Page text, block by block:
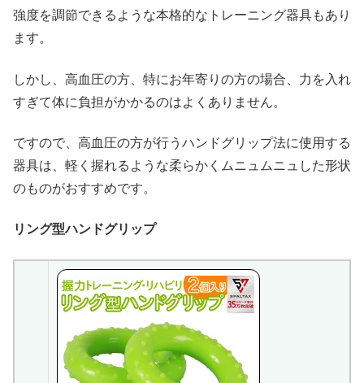
強度を調節できるような本格的なトレーニング器具もあり
ます。
しかし、高血圧の方、特にお年寄りの方の場合、力を入れ
すぎて体に負担がかかるのはよくありません。
ですので、高血圧の方が行うハンドグリップ法に使用する
器具は、軽く握れるような柔らかくムニュムニュした形状
のものがおすすめです。
リング型ハンドグリップ